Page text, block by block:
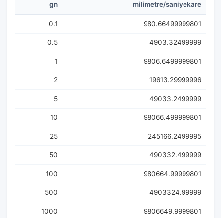
gn milimetre/saniyekare
0.1 980.66499999801
0.5 4903.32499999
1 9806.6499999801
2 19613.29999996
5 49033.2499999
10 98066.499999801
25 245166.2499995
50 490332.499999
100 980664.99999801
500 4903324.99999
1000 9806649.9999801